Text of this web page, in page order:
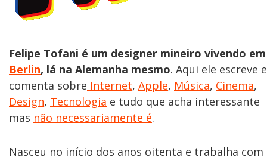
Felipe Tofani é um designer mineiro vivendo em
Berlin, lá na Alemanha mesmo. Aqui ele escreve e
comenta sobre Internet, Apple, Música, Cinema,
Design, Tecnologia e tudo que acha interessante
mas não necessariamente é.
Nasceu no início dos anos oitenta e trabalha com